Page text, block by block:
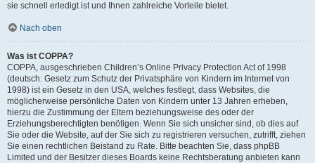
sie schnell erledigt ist und Ihnen zahlreiche Vorteile bietet.
Nach oben
Was ist COPPA?
COPPA, ausgeschrieben Children’s Online Privacy Protection Act of 1998
(deutsch: Gesetz zum Schutz der Privatsphäre von Kindern im Internet von
1998) ist ein Gesetz in den USA, welches festlegt, dass Websites, die
möglicherweise persönliche Daten von Kindern unter 13 Jahren erheben,
hierzu die Zustimmung der Eltern beziehungsweise des oder der
Erziehungsberechtigten benötigen. Wenn Sie sich unsicher sind, ob dies auf
Sie oder die Website, auf der Sie sich zu registrieren versuchen, zutrifft, ziehen
Sie einen rechtlichen Beistand zu Rate. Bitte beachten Sie, dass phpBB
Limited und der Besitzer dieses Boards keine Rechtsberatung anbieten kann